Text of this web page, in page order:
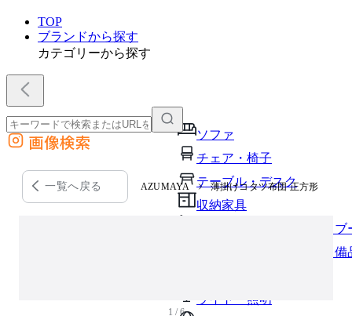
TOP
ブランドから探す
カテゴリーから探す
ソファ
チェア・椅子
テーブル・デスク
収納家具
パーソナルブース・集中ブ
オフィスアクセサリー・備
ライト・照明
外部サイトの商品をカートに追加
他のサイトで見つけた商品ページのURLを貼り付けて、カートに追加できます
画像検索
一覧へ戻る AZUMAYA 薄掛けコタツ布団 正方形
1 / 6